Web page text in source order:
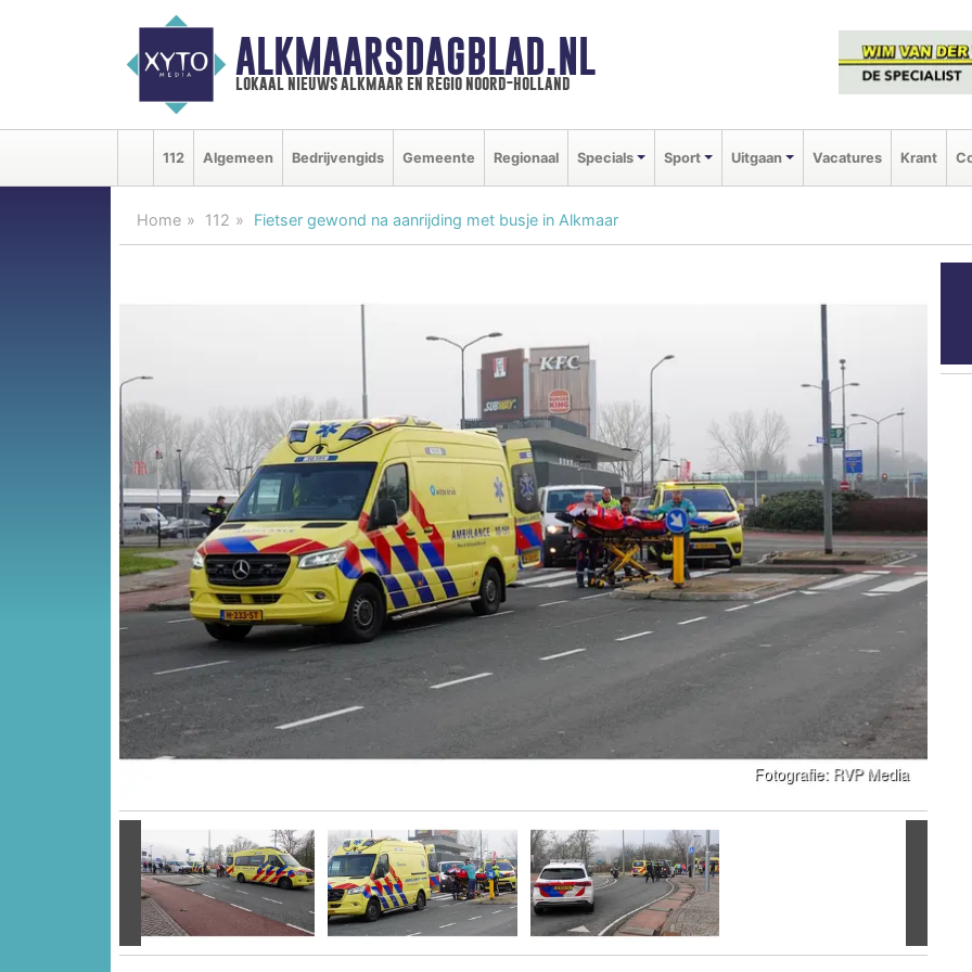
ALKMAARSDAGBLAD.NL
lokaal nieuws alkmaar en regio noord-holland
112 Algemeen Bedrijvengids Gemeente Regionaal Specials Sport Uitgaan Vacatures Krant
Home 112 Fietser gewond na aanrijding met busje in Alkmaar
Vorige